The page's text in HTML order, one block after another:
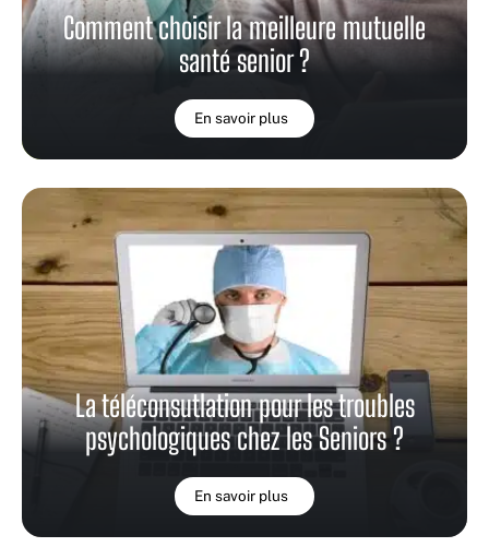
Comment choisir la meilleure mutuelle
santé senior ?
En savoir plus
La téléconsutlation pour les troubles
psychologiques chez les Seniors ?
En savoir plus